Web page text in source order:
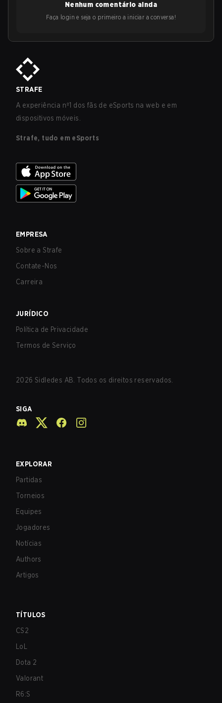
Nenhum comentário ainda
Faça login e seja o primeiro a iniciar a conversa!
STRAFE
A experiência nº1 dos fãs de eSports na web e em
dispositivos móveis.
Strafe, tudo em eSports
EMPRESA
Sobre a Strafe
Contate-Nos
Carreira
JURÍDICO
Política de Privacidade
Termos de Serviço
2026 Sidledes AB. Todos os direitos reservados.
SIGA
EXPLORAR
Partidas
Torneios
Equipes
Jogadores
Notícias
Authors
Artigos
TÍTULOS
CS2
LoL
Dota 2
Valorant
R6:S